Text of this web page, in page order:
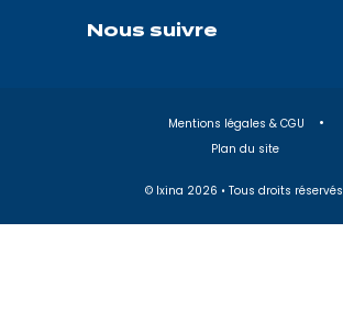
Nous suivre
Mentions légales & CGU
Plan du site
© Ixina 2026 • Tous droits réservés